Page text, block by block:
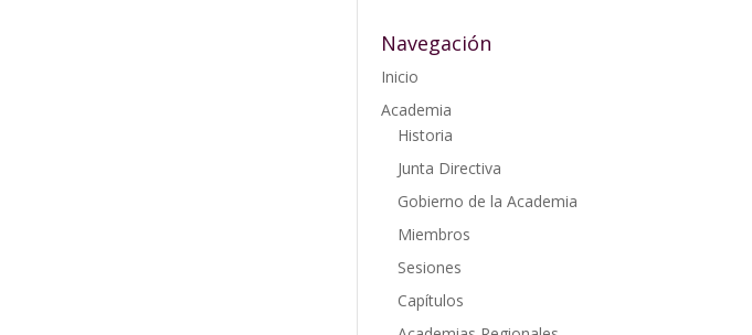
Navegación
Inicio
Academia
Historia
Junta Directiva
Gobierno de la Academia
Miembros
Sesiones
Capítulos